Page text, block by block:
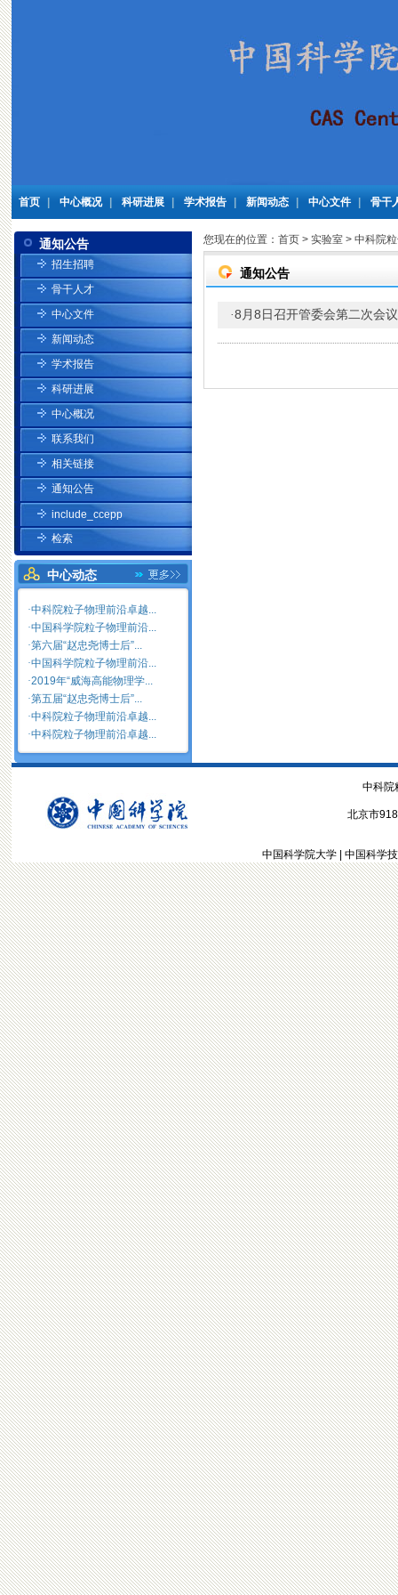
首页 中心概况 科研进展 学术报告 新闻动态 中心文件 骨干
通知公告
招生招聘
骨干人才
中心文件
新闻动态
学术报告
科研进展
中心概况
联系我们
相关链接
通知公告
include_ccepp
检索
中心动态
·中科院粒子物理前沿卓越...
·中国科学院粒子物理前沿...
·第六届“赵忠尧博士后”...
·中国科学院粒子物理前沿...
·2019年“威海高能物理学...
·第五届“赵忠尧博士后”...
·中科院粒子物理前沿卓越...
·中科院粒子物理前沿卓越...
您现在的位置： 首页> 实验室> 中科院
通知公告
·8月8日召开管委会第二次会议
中科院
北京市
中国科学院大学| 中国科学